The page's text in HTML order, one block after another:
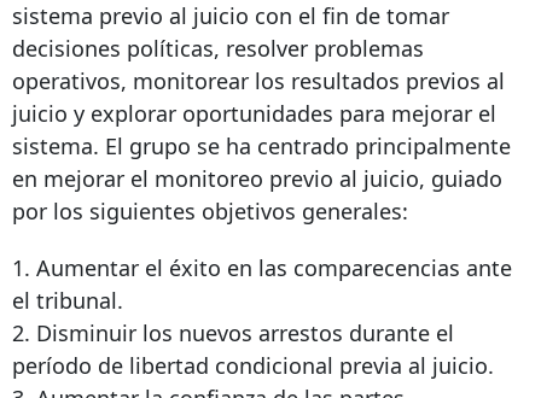
sistema previo al juicio con el fin de tomar
decisiones políticas, resolver problemas
operativos, monitorear los resultados previos al
juicio y explorar oportunidades para mejorar el
sistema. El grupo se ha centrado principalmente
en mejorar el monitoreo previo al juicio, guiado
por los siguientes objetivos generales:
1. Aumentar el éxito en las comparecencias ante
el tribunal.
2. Disminuir los nuevos arrestos durante el
período de libertad condicional previa al juicio.